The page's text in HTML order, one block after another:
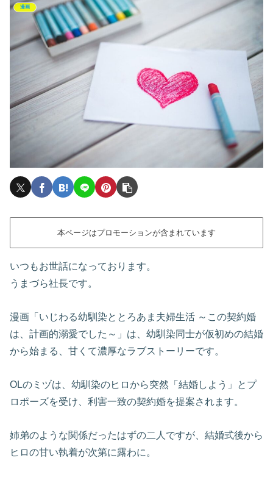
漫画
本ページはプロモーションが含まれています
いつもお世話になっております。
うまづら社長です。
漫画「いじわる幼馴染ととろあま夫婦生活 ～この契約婚
は、計画的溺愛でした～」は、幼馴染同士が仮初めの結婚
から始まる、甘くて濃厚なラブストーリーです。
OLのミヅは、幼馴染のヒロから突然「結婚しよう」とプ
ロポーズを受け、利害一致の契約婚を提案されます。
姉弟のような関係だったはずの二人ですが、結婚式後から
ヒロの甘い執着が次第に露わに。